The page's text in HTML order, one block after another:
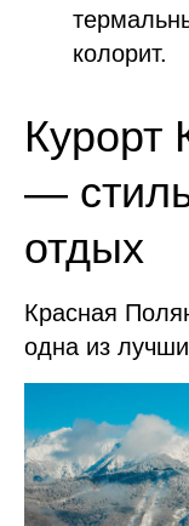
колорит.
Курорт
—
отдых
Красная
одна из